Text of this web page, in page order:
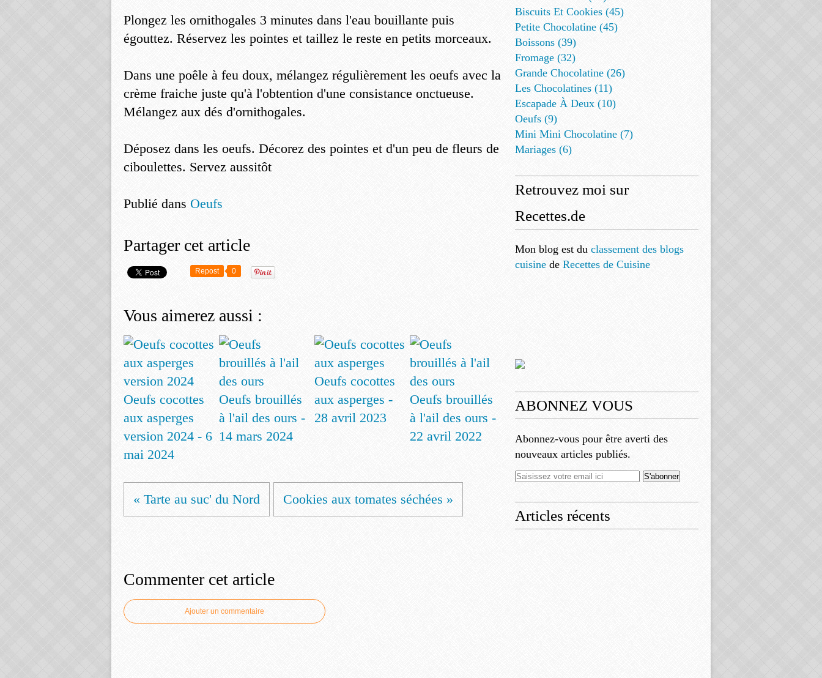
Plongez les ornithogales 3 minutes dans l'eau bouillante puis
égouttez. Réservez les pointes et taillez le reste en petits morceaux.
Dans une poêle à feu doux, mélangez régulièrement les oeufs avec la
crème fraiche juste qu'à l'obtention d'une consistance onctueuse.
Mélangez aux dés d'ornithogales.
Déposez dans les oeufs. Décorez des pointes et d'un peu de fleurs de
ciboulettes. Servez aussitôt
Publié dans Oeufs
Partager cet article
Repost 0
Vous aimerez aussi :
Oeufs cocottes
aux asperges
version 2024 - 6
mai 2024
Oeufs brouillés
à l'ail des ours -
14 mars 2024
Oeufs cocottes
aux asperges -
28 avril 2023
Oeufs brouillés
à l'ail des ours -
22 avril 2022
« Tarte au suc' du Nord Cookies aux tomates séchées »
Commenter cet article
Ajouter un commentaire
Biscuits Et Cookies (45)
Petite Chocolatine (45)
Boissons (39)
Fromage (32)
Grande Chocolatine (26)
Les Chocolatines (11)
Escapade À Deux (10)
Oeufs (9)
Mini Mini Chocolatine (7)
Mariages (6)
Retrouvez moi sur
Recettes.de
Mon blog est du classement des blogs
cuisine de Recettes de Cuisine
ABONNEZ VOUS
Abonnez-vous pour être averti des
nouveaux articles publiés.
Articles récents